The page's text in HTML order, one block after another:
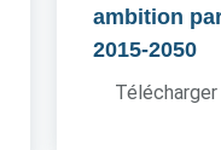
ambition
2015-2050